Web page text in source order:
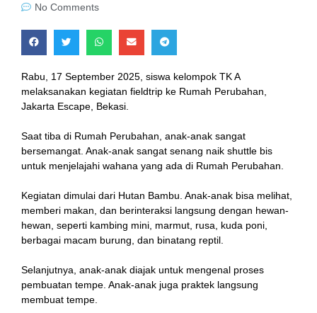
No Comments
Rabu, 17 September 2025, siswa kelompok TK A
melaksanakan kegiatan fieldtrip ke Rumah Perubahan,
Jakarta Escape, Bekasi.
Saat tiba di Rumah Perubahan, anak-anak sangat
bersemangat. Anak-anak sangat senang naik shuttle bis
untuk menjelajahi wahana yang ada di Rumah Perubahan.
Kegiatan dimulai dari Hutan Bambu. Anak-anak bisa melihat,
memberi makan, dan berinteraksi langsung dengan hewan-
hewan, seperti kambing mini, marmut, rusa, kuda poni,
berbagai macam burung, dan binatang reptil.
Selanjutnya, anak-anak diajak untuk mengenal proses
pembuatan tempe. Anak-anak juga praktek langsung
membuat tempe.